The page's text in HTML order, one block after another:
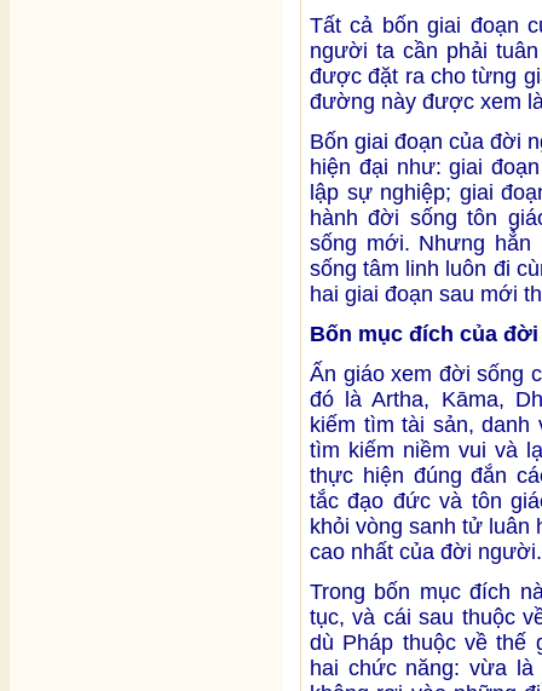
Tất cả bốn giai đoạn
người ta cần phải
được đặt ra cho từng
đường này được xem
Bốn giai đoạn của đời
hiện đại như: giai
lập sự nghiệp; giai
hành đời sống tôn
sống mới. Nhưng
sống tâm linh luôn đi
hai giai đoạn sau mới
Bốn mục đích của
Ấn giáo xem đời sống
đó là Artha, Kāma,
kiếm tìm tài sản, danh
tìm kiếm niềm vui và
thực hiện đúng đắn
tắc đạo đức và tôn
khỏi vòng sanh tử luân
cao nhất của đời người.
Trong bốn mục đích
tục, và cái sau thuộc
dù Pháp thuộc về thế
hai chức năng: vừa